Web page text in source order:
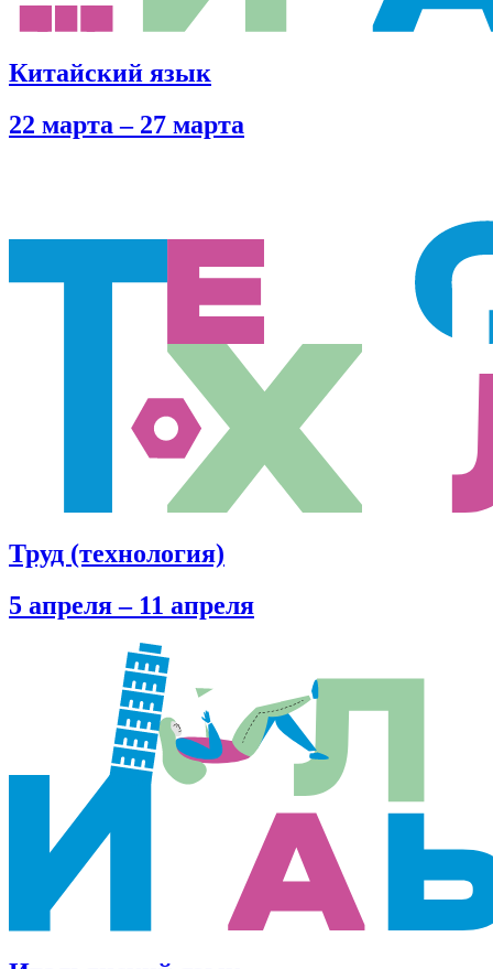
Китайский язык
22 марта – 27 марта
Труд (технология)
5 апреля – 11 апреля